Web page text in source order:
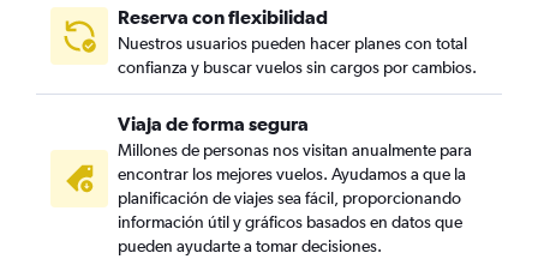
Reserva con flexibilidad
Nuestros usuarios pueden hacer planes con total
confianza y buscar vuelos sin cargos por cambios.
Viaja de forma segura
Millones de personas nos visitan anualmente para
encontrar los mejores vuelos. Ayudamos a que la
planificación de viajes sea fácil, proporcionando
información útil y gráficos basados en datos que
pueden ayudarte a tomar decisiones.